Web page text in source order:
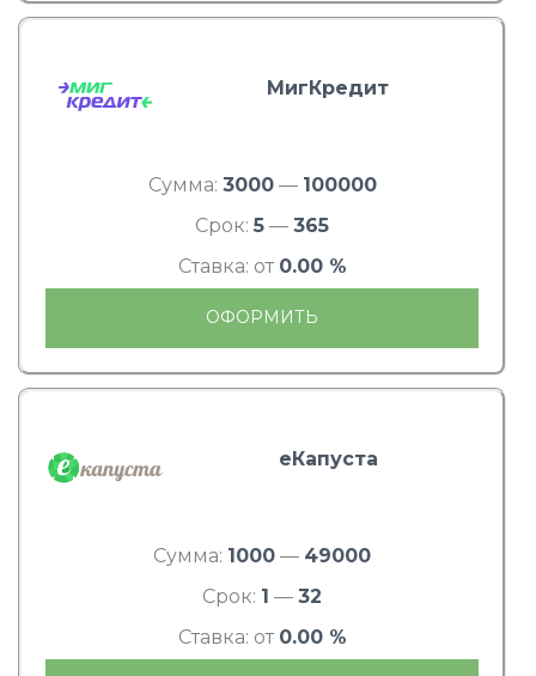
МигКредит
Сумма: 3000— 100000
Срок: 5 — 365
Ставка: от 0.00 %
ОФОРМИТЬ
еКапуста
Сумма: 1000 — 49000
Срок: 1 — 32
Ставка: от 0.00 %